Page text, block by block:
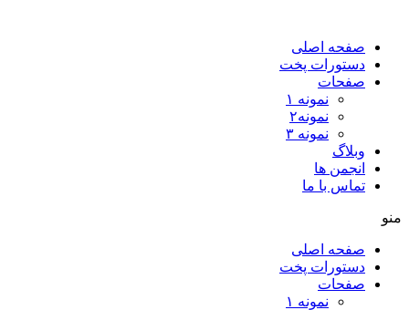
صفحه اصلی
دستورات پخت
صفحات
نمونه ۱
نمونه۲
نمونه ۳
وبلاگ
انجمن ها
تماس با ما
منو
صفحه اصلی
دستورات پخت
صفحات
نمونه ۱